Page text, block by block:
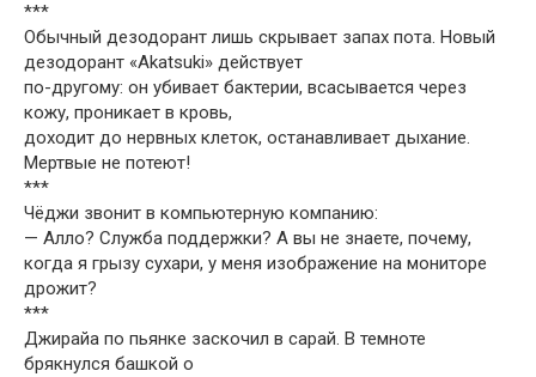
***
Обычный дезодорант лишь скрывает запах пота. Новый
дезодорант «Akatsuki» действует
по-другому: он убивает бактерии, всасывается через
кожу, проникает в кровь,
доходит до нервных клеток, останавливает дыхание.
Мертвые не потеют!
***
Чёджи звонит в компьютерную компанию:
— Алло? Служба поддержки? А вы не знаете, почему,
когда я грызу сухари, у меня изображение на мониторе
дрожит?
***
Джирайа по пьянке заскочил в сарай. В темноте
брякнулся башкой о